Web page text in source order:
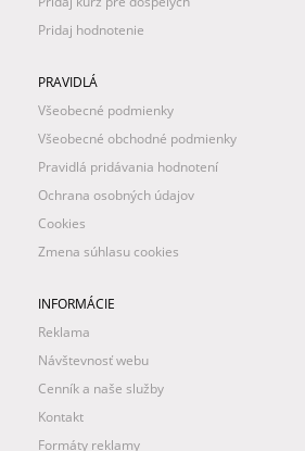
Pridaj hodnotenie
PRAVIDLÁ
Všeobecné podmienky
Všeobecné obchodné podmienky
Pravidlá pridávania hodnotení
Ochrana osobných údajov
Cookies
Zmena súhlasu cookies
INFORMÁCIE
Reklama
Návštevnosť webu
Cenník a naše služby
Kontakt
Formáty reklamy